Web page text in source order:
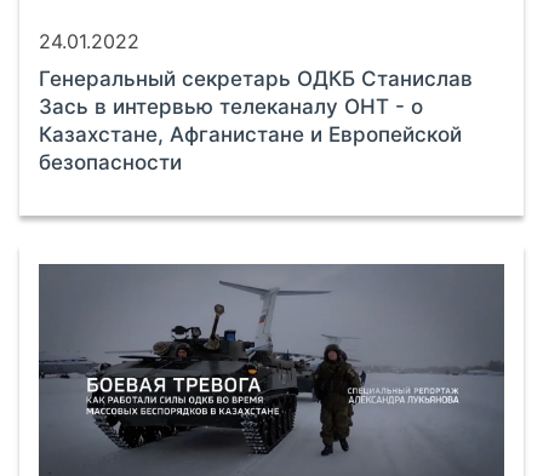
24.01.2022
Генеральный секретарь ОДКБ Станислав
Зась в интервью телеканалу ОНТ - о
Казахстане, Афганистане и Европейской
безопасности